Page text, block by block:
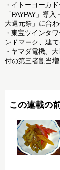
・ イトーヨーカ
「PAYPAY」導
大還元祭」に合
・ 東宝ツインタ
ンドマーク、建
・ ヤマダ電機、
付の第三者割当
この連載の